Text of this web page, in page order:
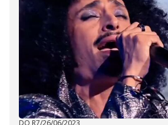
DO R7/26/06/2023